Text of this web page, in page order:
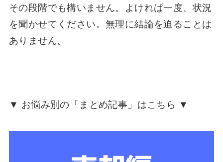
その段階でも構いません。よければ一度、状況
を聞かせてください。無理に結論を迫ることは
ありません。
▼ お悩み別の「まとめ記事」はこちら ▼